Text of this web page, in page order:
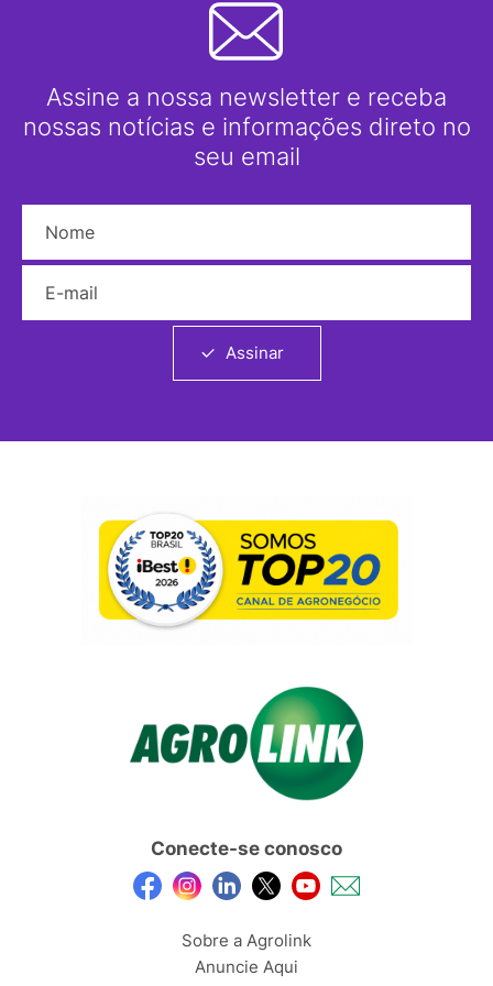
Assine a nossa newsletter e receba
nossas notícias e informações direto no
seu email
Assinar
Conecte-se conosco
Sobre a Agrolink
Anuncie Aqui